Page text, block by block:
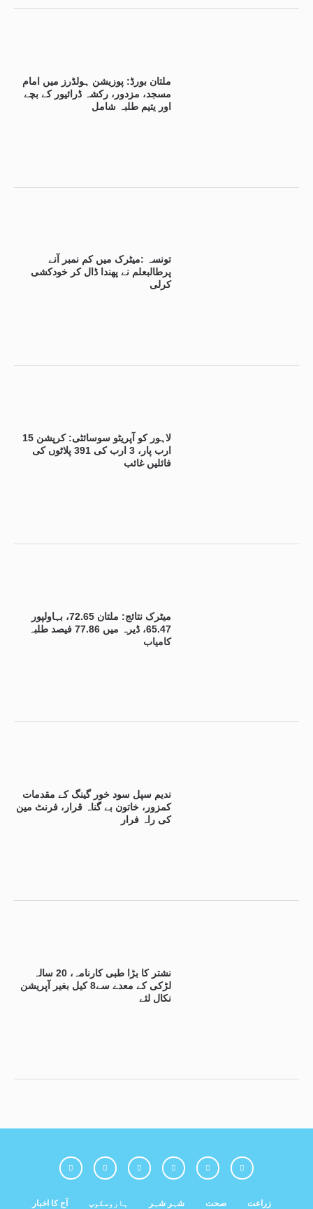
ملتان بورڈ: پوزیشن ہولڈرز میں امام
مسجد، مزدور، رکشہ ڈرائیور کے بچے
اور یتیم طلبہ شامل
تونسہ :میٹرک میں کم نمبر آنے
پرطالبعلم نے پھندا ڈال کر خودکشی
کرلی
لاہور کو آپریٹو سوسائٹی: کرپشن 15
ارب پار، 3 ارب کی 391 پلاٹوں کی
فائلیں غائب
میٹرک نتائج: ملتان 72.65، بہاولپور
65.47، ڈیرہ میں 77.86 فیصد طلبہ
کامیاب
ندیم سپل سود خور گینگ کے مقدمات
کمزور، خاتون بے گناہ قرار، فرنٹ مین
کی راہ فرار
نشتر کا بڑا طبی کارنامہ، 20 سالہ
لڑکی کے معدے سے8 کیل بغیر آپریشن
نکال لئے
آج کا اخبار ہاروسکوپ شہر شہر صحت زراعت